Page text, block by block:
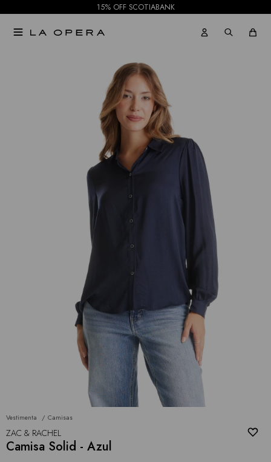
15% OFF SCOTIABANK

Vestimenta Camisas
ZAC & RACHEL
Camisa Solid - Azul
NOTIFICARME